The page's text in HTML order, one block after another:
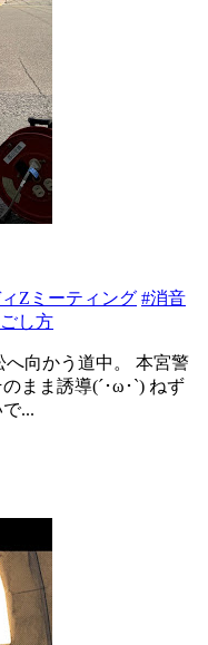
Zミーティング #消音
し方
向かう道中。 本宮警
まま誘導(´･ω･`) ねず
...